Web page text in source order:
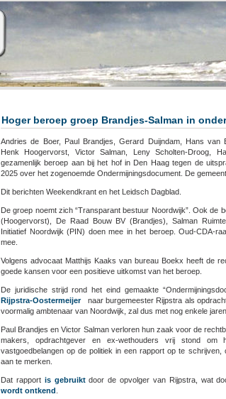
Hoger beroep groep Brandjes-Salman in
Andries de Boer, Paul Brandjes, Gerard Duijndam, Hans van
Henk Hoogervorst, Victor Salman, Leny Scholten-Droog,
gezamenlijk beroep aan bij het hof in Den Haag tegen de
2025 over het zogenoemde Ondermijningsdocument. De
Dit berichten Weekendkrant en het Leidsch Dagblad.
De groep noemt zich “Transparant bestuur Noordwijk”. Ook de
(Hoogervorst), De Raad Bouw BV (Brandjes), Salman
Initiatief Noordwijk (PIN) doen mee in het beroep. Oud-CDA-
mee.
Volgens advocaat Matthijs Kaaks van bureau Boekx heeft de
goede kansen voor een positieve uitkomst van het beroep.
De juridische strijd rond het eind gemaakte
Rijpstra-Oostermeijernaar burgemeester Rijpstra als
voormalig ambtenaar van Noordwijk, zal dus met nog enkele
Paul Brandjes en Victor Salman verloren hun zaak voor de
makers, opdrachtgever en ex-wethouders vrij stond
vastgoedbelangen op de politiek in een rapport op te
aan te merken.
Dat rapport is gebruiktdoor de opvolger van Rijpstra, wat
wordt ontkend